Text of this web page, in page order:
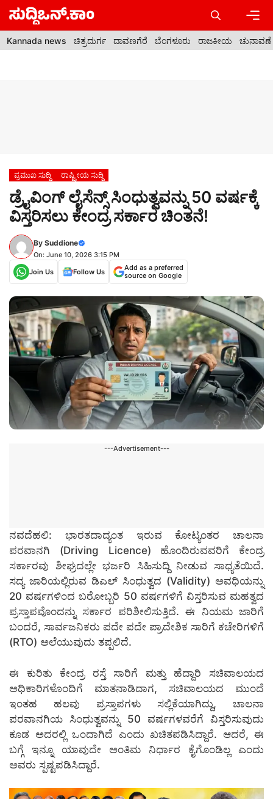
Skip
content
Kannada news ಚಿತ್ರದುರ್ಗ ದಾವಣಗೆರೆ ಬೆಂಗಳೂರು ರಾಜಕೀಯ ಚುನಾವಣೆ
ಪ್ರಮುಖ ಸುದ್ದಿ ರಾಷ್ಟ್ರೀಯ ಸುದ್ದಿ
ಡ್ರೈವಿಂಗ್ ಲೈಸೆನ್ಸ್ ಸಿಂಧುತ್ವವನ್ನು 50 ವರ್ಷಕ್ಕೆ
ವಿಸ್ತರಿಸಲು ಕೇಂದ್ರ ಸರ್ಕಾರ ಚಿಂತನೆ!
By Suddione
On: June 10, 2026 3:15 PM
Join Us
Follow Us
Add as a preferred
source on Google
---Advertisement---
ನವದೆಹಲಿ: ಭಾರತದಾದ್ಯಂತ ಇರುವ ಕೋಟ್ಯಂತರ ಚಾಲನಾ
ಪರವಾನಗಿ (Driving Licence) ಹೊಂದಿರುವವರಿಗೆ ಕೇಂದ್ರ
ಸರ್ಕಾರವು ಶೀಘ್ರದಲ್ಲೇ ಭರ್ಜರಿ ಸಿಹಿಸುದ್ದಿ ನೀಡುವ ಸಾಧ್ಯತೆಯಿದೆ.
ಸದ್ಯ ಜಾರಿಯಲ್ಲಿರುವ ಡಿಎಲ್ ಸಿಂಧುತ್ವದ (Validity) ಅವಧಿಯನ್ನು
20 ವರ್ಷಗಳಿಂದ ಬರೋಬ್ಬರಿ 50 ವರ್ಷಗಳಿಗೆ ವಿಸ್ತರಿಸುವ ಮಹತ್ವದ
ಪ್ರಸ್ತಾಪವೊಂದನ್ನು ಸರ್ಕಾರ ಪರಿಶೀಲಿಸುತ್ತಿದೆ. ಈ ನಿಯಮ ಜಾರಿಗೆ
ಬಂದರೆ, ಸಾರ್ವಜನಿಕರು ಪದೇ ಪದೇ ಪ್ರಾದೇಶಿಕ ಸಾರಿಗೆ ಕಚೇರಿಗಳಿಗೆ
(RTO) ಅಲೆಯುವುದು ತಪ್ಪಲಿದೆ.
ಈ ಕುರಿತು ಕೇಂದ್ರ ರಸ್ತೆ ಸಾರಿಗೆ ಮತ್ತು ಹೆದ್ದಾರಿ ಸಚಿವಾಲಯದ
ಅಧಿಕಾರಿಗಳೊಂದಿಗೆ ಮಾತನಾಡಿದಾಗ, ಸಚಿವಾಲಯದ ಮುಂದೆ
ಇಂತಹ ಹಲವು ಪ್ರಸ್ತಾಪಗಳು ಸಲ್ಲಿಕೆಯಾಗಿದ್ದು, ಚಾಲನಾ
ಪರವಾನಗಿಯ ಸಿಂಧುತ್ವವನ್ನು 50 ವರ್ಷಗಳವರೆಗೆ ವಿಸ್ತರಿಸುವುದು
ಕೂಡ ಅದರಲ್ಲಿ ಒಂದಾಗಿದೆ ಎಂದು ಖಚಿತಪಡಿಸಿದ್ದಾರೆ. ಆದರೆ, ಈ
ಬಗ್ಗೆ ಇನ್ನೂ ಯಾವುದೇ ಅಂತಿಮ ನಿರ್ಧಾರ ಕೈಗೊಂಡಿಲ್ಲ ಎಂದು
ಅವರು ಸ್ಪಷ್ಟಪಡಿಸಿದ್ದಾರೆ.